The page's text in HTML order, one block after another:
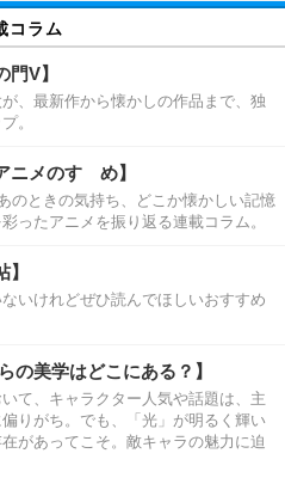
コラム
門V】
、最新作から懐かしの作品まで、独
。
ニメのすゝめ】
のときの気持ち、どこか懐かしい記憶
ったアニメを振り返る連載コラム。
いけれどぜひ読んでほしいおすすめ
の美学はどこにある？】
て、キャラクター人気や話題は、主
りがち。でも、「光」が明るく輝い
があってこそ。敵キャラの魅力に迫